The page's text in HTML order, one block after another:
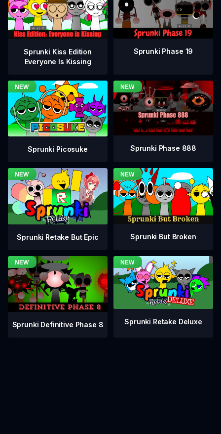
Sprunki Kiss Edition
Everyone Is Kissing
Sprunki Phase 19
Sprunki Picosuke Sprunki Phase 888
Sprunki Retake But Epic Sprunki But Broken
Sprunki Definitive Phase 8 Sprunki Retake Deluxe